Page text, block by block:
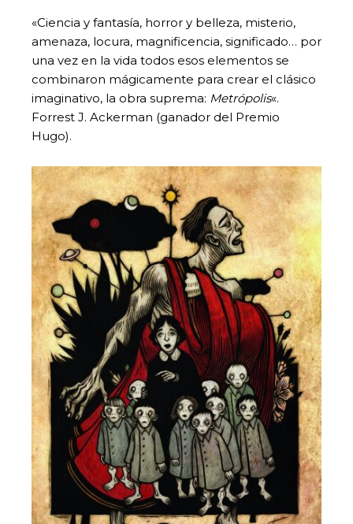
«Ciencia y fantasía, horror y belleza, misterio,
amenaza, locura, magnificencia, significado… por
una vez en la vida todos esos elementos se
combinaron mágicamente para crear el clásico
imaginativo, la obra suprema: Metrópolis«.
Forrest J. Ackerman (ganador del Premio
Hugo).